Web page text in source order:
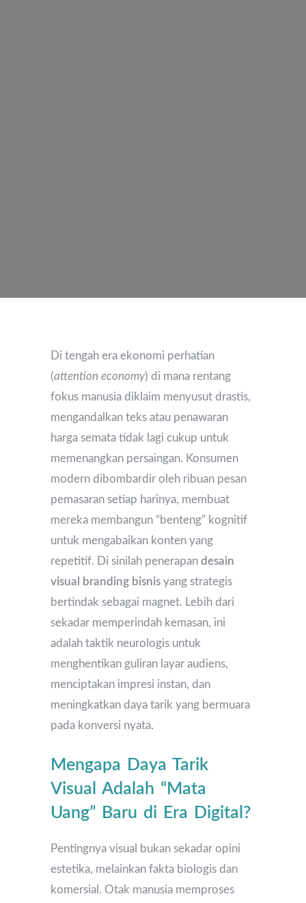
Di tengah era ekonomi perhatian
(attention economy) di mana rentang
fokus manusia diklaim menyusut drastis,
mengandalkan teks atau penawaran
harga semata tidak lagi cukup untuk
memenangkan persaingan. Konsumen
modern dibombardir oleh ribuan pesan
pemasaran setiap harinya, membuat
mereka membangun “benteng” kognitif
untuk mengabaikan konten yang
repetitif. Di sinilah penerapan desain
visual branding bisnis yang strategis
bertindak sebagai magnet. Lebih dari
sekadar memperindah kemasan, ini
adalah taktik neurologis untuk
menghentikan guliran layar audiens,
menciptakan impresi instan, dan
meningkatkan daya tarik yang bermuara
pada konversi nyata.
Mengapa Daya Tarik
Visual Adalah “Mata
Uang” Baru di Era Digital?
Pentingnya visual bukan sekadar opini
estetika, melainkan fakta biologis dan
komersial. Otak manusia memproses